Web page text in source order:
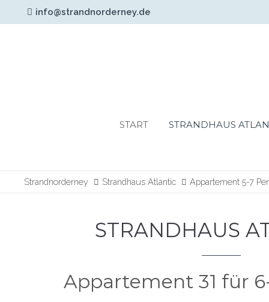
Anmelden
Lost your
24h
365days
We offer support for our
customers
info@strandnorderney.de
START STRANDHAUS
Strandnorderney Strandhaus Atlantic Appartement 5-7
STRANDHAUS
Appartement 31 für